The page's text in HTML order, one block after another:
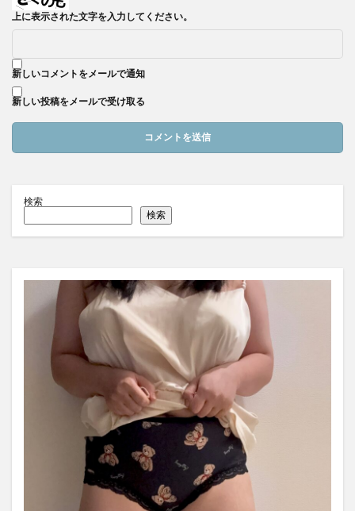
上に表示された文字を入力してください。
新しいコメントをメールで通知
新しい投稿をメールで受け取る
検索
検索